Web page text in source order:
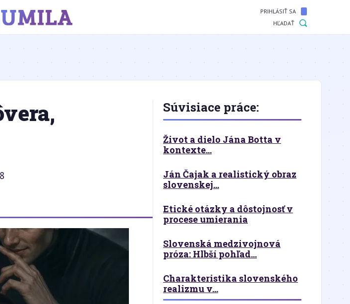
PRIHLÁSIŤ SA
HĽADAŤ
Súvisiace práce:
Život a dielo Jána Botta v
kontexte...
Ján Čajak a realistický obraz
slovenskej...
Etické otázky a dôstojnosť v
procese umierania
Slovenská medzivojnová
próza: Hlbší pohľad...
Charakteristika slovenského
realizmu v...